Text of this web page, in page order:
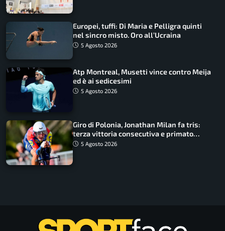
Europei, tuffi: Di Maria e Pelligra quinti
nel sincro misto. Oro all’Ucraina
5 Agosto 2026
Atp Montreal, Musetti vince contro Meija
ed è ai sedicesimi
5 Agosto 2026
Giro di Polonia, Jonathan Milan fa tris:
terza vittoria consecutiva e primato
rafforzato
5 Agosto 2026